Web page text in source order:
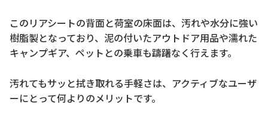
このリアシートの背面と荷室の床面は、汚れや水分に強い
樹脂製となっており、泥の付いたアウトドア用品や濡れた
キャンプギア、ペットとの乗車も躊躇なく行えます。
汚れてもサッと拭き取れる手軽さは、アクティブなユーザ
ーにとって何よりのメリットです。